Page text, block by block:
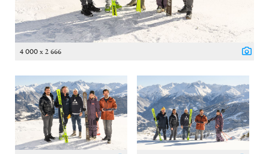
4 000 x 2 666